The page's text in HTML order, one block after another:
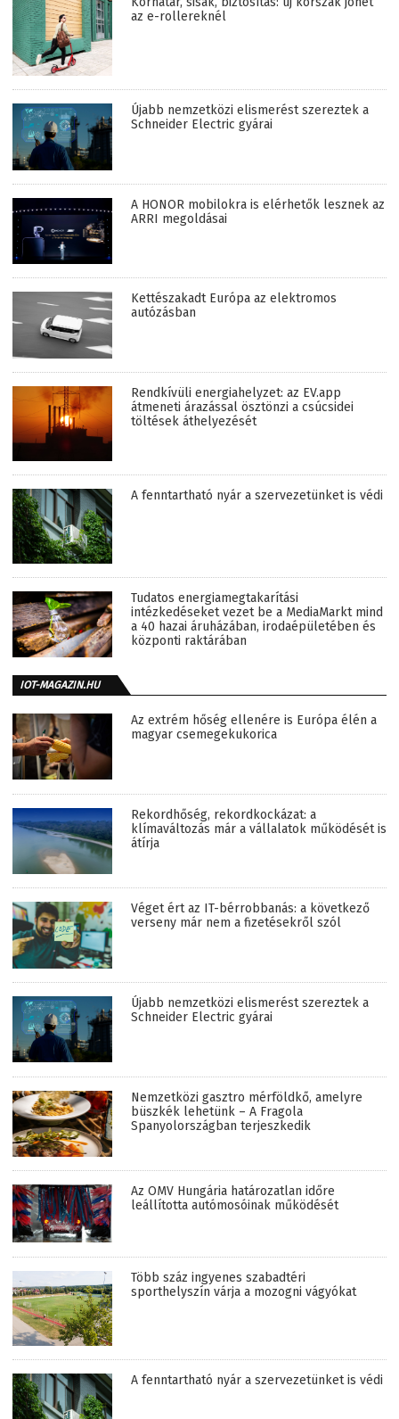
az e-rollereknél
Újabb nemzetközi elismerést szereztek a
Schneider Electric gyárai
A HONOR mobilokra is elérhetők lesznek az
ARRI megoldásai
Kettészakadt Európa az elektromos
autózásban
Rendkívüli energiahelyzet: az EV.app
átmeneti árazással ösztönzi a csúcsidei
töltések áthelyezését
A fenntartható nyár a szervezetünket is védi
Tudatos energiamegtakarítási
intézkedéseket vezet be a MediaMarkt mind
a 40 hazai áruházában, irodaépületében és
központi raktárában
IOT-MAGAZIN.HU
Az extrém hőség ellenére is Európa élén a
magyar csemegekukorica
Rekordhőség, rekordkockázat: a
klímaváltozás már a vállalatok működését is
átírja
Véget ért az IT-bérrobbanás: a következő
verseny már nem a fizetésekről szól
Újabb nemzetközi elismerést szereztek a
Schneider Electric gyárai
Nemzetközi gasztro mérföldkő, amelyre
büszkék lehetünk – A Fragola
Spanyolországban terjeszkedik
Az OMV Hungária határozatlan időre
leállította autómosóinak működését
Több száz ingyenes szabadtéri
sporthelyszín várja a mozogni vágyókat
A fenntartható nyár a szervezetünket is védi